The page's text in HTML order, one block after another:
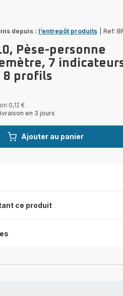
depuis : l’entrepôt produits Ref:
Pèse-personne
7
8 profils
0,12 €
en 3 jours
Ajouter au panier
ce produit